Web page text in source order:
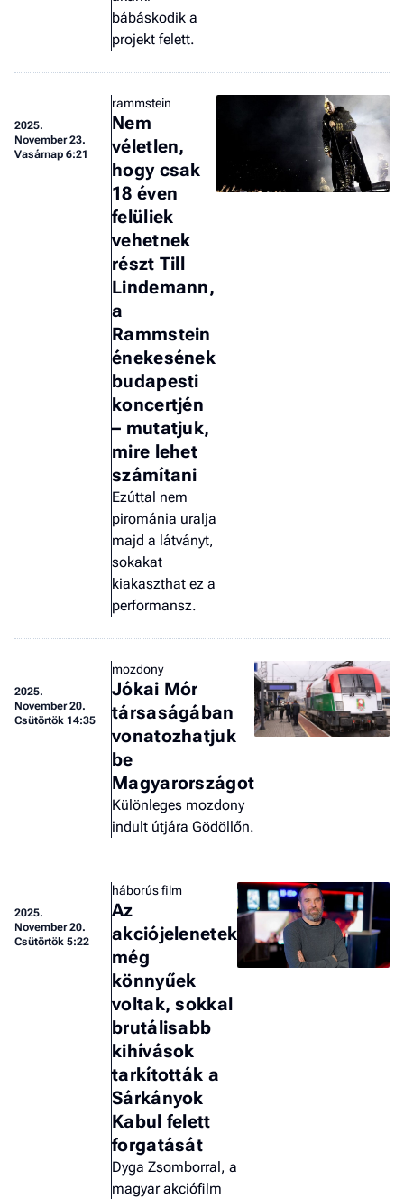
bábáskodik a
projekt felett.
2025.
November 23.
Vasárnap 6:21
rammstein
Nem
véletlen,
hogy csak
18 éven
felüliek
vehetnek
részt Till
Lindemann,
a
Rammstein
énekesének
budapesti
koncertjén
– mutatjuk,
mire lehet
számítani
Ezúttal nem
pirománia uralja
majd a látványt,
sokakat
kiakaszthat ez a
performansz.
2025.
November 20.
Csütörtök 14:35
mozdony
Jókai Mór
társaságában
vonatozhatjuk
be
Magyarországot
Különleges mozdony
indult útjára Gödöllőn.
2025.
November 20.
Csütörtök 5:22
háborús film
Az
akciójelenetek
még
könnyűek
voltak, sokkal
brutálisabb
kihívások
tarkították a
Sárkányok
Kabul felett
forgatását
Dyga Zsomborral, a
magyar akciófilm